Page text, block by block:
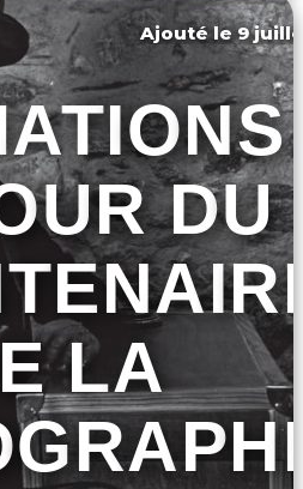
Ajouté le 9
DU
LA